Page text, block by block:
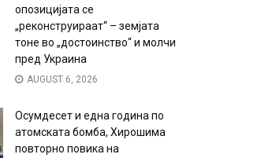
опозицијата се
„реконструираат“ – земјата
тоне во „достоинство“ и молчи
пред Украина
AUGUST 6, 2026
Осумдесет и една година по
атомската бомба, Хирошима
повторно повика на